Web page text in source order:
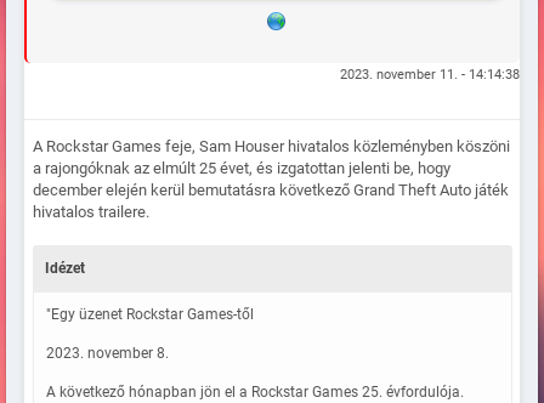
2023. november 11. - 14:14:38
A Rockstar Games feje, Sam Houser hivatalos közleményben köszöni
a rajongóknak az elmúlt 25 évet, és izgatottan jelenti be, hogy
december elején kerül bemutatásra következő Grand Theft Auto játék
hivatalos trailere.
Idézet
"Egy üzenet Rockstar Games-től
2023. november 8.
A következő hónapban jön el a Rockstar Games 25. évfordulója.